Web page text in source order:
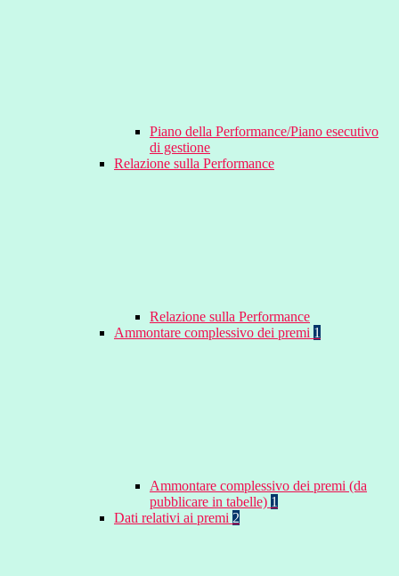
Piano della Performance/Piano esecutivo
di gestione
Relazione sulla Performance
Relazione sulla Performance
Ammontare complessivo dei premi 1
Ammontare complessivo dei premi (da
pubblicare in tabelle) 1
Dati relativi ai premi 2